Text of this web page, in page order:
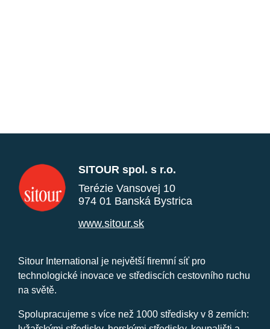
SITOUR spol. s r.o.
Terézie Vansovej 10
974 01 Banská Bystrica
www.sitour.sk
Sitour International je největší firemní síť pro
technologické inovace ve střediscích cestovního ruchu
na světě.
Spolupracujeme s více než 1000 středisky v 8 zemích: